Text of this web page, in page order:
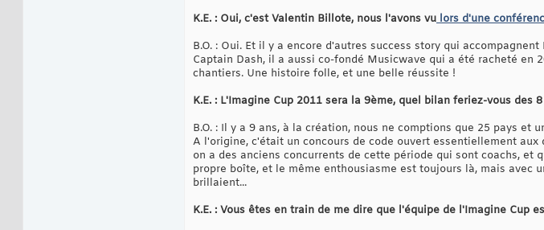
K.E. : Oui, c'est Valentin Billote, nous l'avons vu lors d'une
B.O. : Oui. Et il y a encore d'autres success story qui
Captain Dash, il a aussi co-fondé Musicwave qui a été racheté en
chantiers. Une histoire folle, et une belle réussite !
K.E. : L'Imagine Cup 2011 sera la 9ème, quel bilan feriez-vous des
B.O. : Il y a 9 ans, à la création, nous ne comptions que 25 pays
A l'origine, c'était un concours de code ouvert essentiellement
on a des anciens concurrents de cette période qui sont coachs,
propre boîte, et le même enthousiasme est toujours là, mais avec
brillaient...
K.E. : Vous êtes en train de me dire que l'équipe de l'Imagine Cup